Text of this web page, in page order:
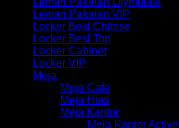
Lemari Pakaian VIP
Locker Besi Chitose
Locker Besi Top
Locker Cabinet
Locker VIP
Meja
Meja Cafe
Meja Hias
Meja Kantor
Meja Kantor Active